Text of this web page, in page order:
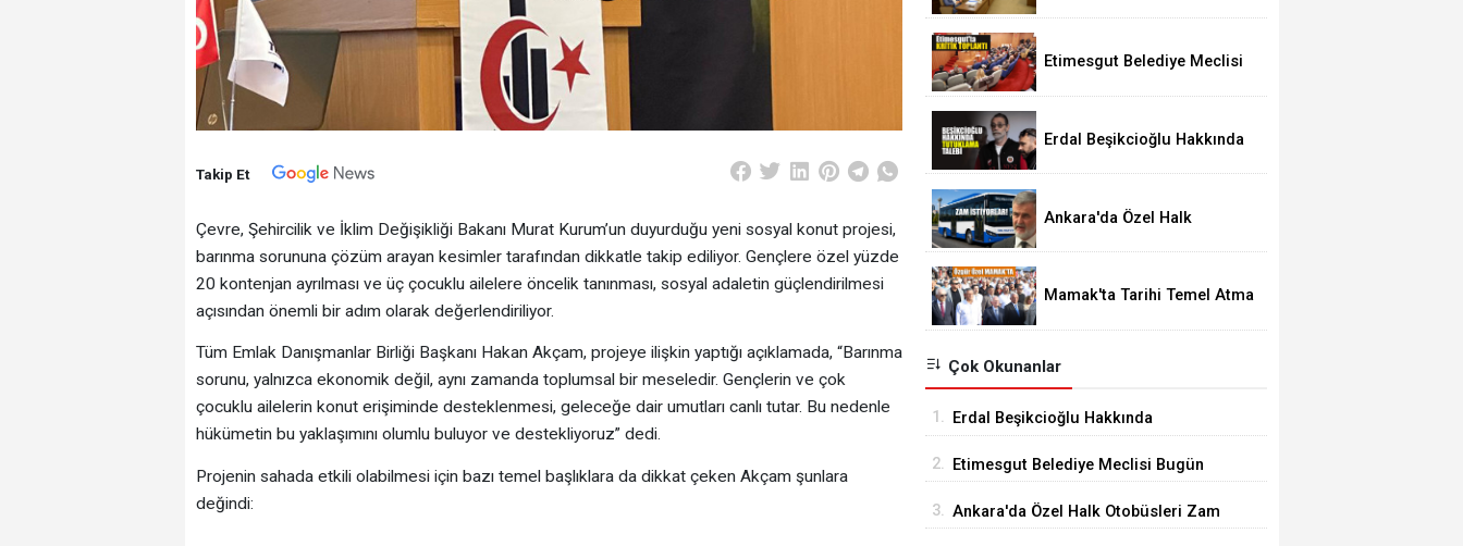
Takip Et
Çevre, Şehircilik ve İklim Değişikliği Bakanı Murat Kurum’un duyurduğu yeni sosyal konut projesi,
barınma sorununa çözüm arayan kesimler tarafından dikkatle takip ediliyor. Gençlere özel yüzde
20 kontenjan ayrılması ve üç çocuklu ailelere öncelik tanınması, sosyal adaletin güçlendirilmesi
açısından önemli bir adım olarak değerlendiriliyor.
Tüm Emlak Danışmanlar Birliği Başkanı Hakan Akçam, projeye ilişkin yaptığı açıklamada, “Barınma
sorunu, yalnızca ekonomik değil, aynı zamanda toplumsal bir meseledir. Gençlerin ve çok
çocuklu ailelerin konut erişiminde desteklenmesi, geleceğe dair umutları canlı tutar. Bu nedenle
hükümetin bu yaklaşımını olumlu buluyor ve destekliyoruz” dedi.
Projenin sahada etkili olabilmesi için bazı temel başlıklara da dikkat çeken Akçam şunlara
değindi:
Etimesgut Belediye Meclisi
Erdal Beşikcioğlu Hakkında
Ankara'da Özel Halk
Mamak'ta Tarihi Temel Atma
Çok Okunanlar
1. Erdal Beşikcioğlu Hakkında
2. Etimesgut Belediye Meclisi Bugün
3. Ankara'da Özel Halk Otobüsleri Zam